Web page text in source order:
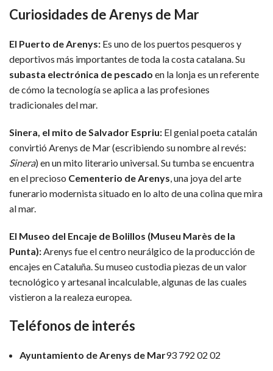
Curiosidades de Arenys de Mar
El Puerto de Arenys: Es uno de los puertos pesqueros y
deportivos más importantes de toda la costa catalana. Su
subasta electrónica de pescado en la lonja es un referente
de cómo la tecnología se aplica a las profesiones
tradicionales del mar.
Sinera, el mito de Salvador Espriu: El genial poeta catalán
convirtió Arenys de Mar (escribiendo su nombre al revés:
Sinera) en un mito literario universal. Su tumba se encuentra
en el precioso Cementerio de Arenys, una joya del arte
funerario modernista situado en lo alto de una colina que mira
al mar.
El Museo del Encaje de Bolillos (Museu Marès de la
Punta):Arenys fue el centro neurálgico de la producción de
encajes en Cataluña. Su museo custodia piezas de un valor
tecnológico y artesanal incalculable, algunas de las cuales
vistieron a la realeza europea.
Teléfonos de interés
Ayuntamiento de Arenys de Mar93 792 02 02